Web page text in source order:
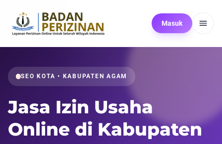
Masuk
SEO KOTA • KABUPATEN AGAM
Jasa Izin Usaha
Online di Kabupaten